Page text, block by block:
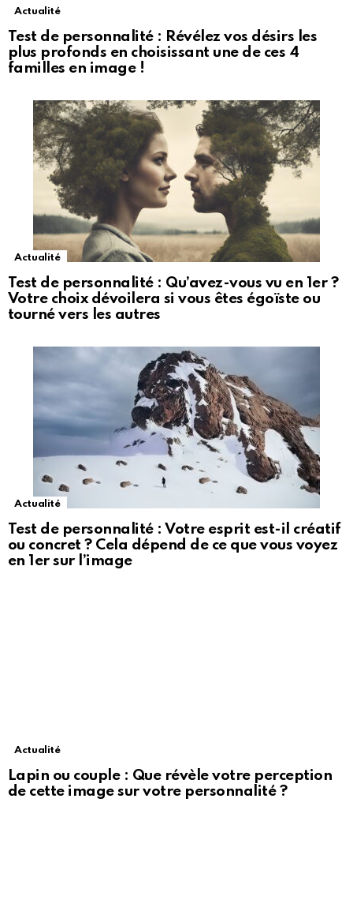
Actualité
Test de personnalité : Révélez vos désirs les
plus profonds en choisissant une de ces 4
familles en image !
Actualité
Test de personnalité : Qu’avez-vous vu en 1er ?
Votre choix dévoilera si vous êtes égoïste ou
tourné vers les autres
Actualité
Test de personnalité : Votre esprit est-il créatif
ou concret ? Cela dépend de ce que vous voyez
en 1er sur l’image
Actualité
Lapin ou couple : Que révèle votre perception
de cette image sur votre personnalité ?